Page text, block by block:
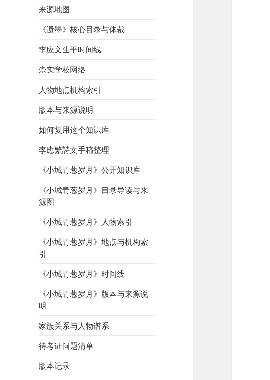
来源地图
《遗墨》核心目录与体裁
李应文生平时间线
崇实学校网络
人物地点机构索引
版本与来源说明
如何复用这个知识库
李應繁詩文手稿整理
《小城青葱岁月》公开知识库
《小城青葱岁月》目录导读与来
源图
《小城青葱岁月》人物索引
《小城青葱岁月》地点与机构索
引
《小城青葱岁月》时间线
《小城青葱岁月》版本与来源说
明
家族关系与人物谱系
待考证问题清单
版本记录